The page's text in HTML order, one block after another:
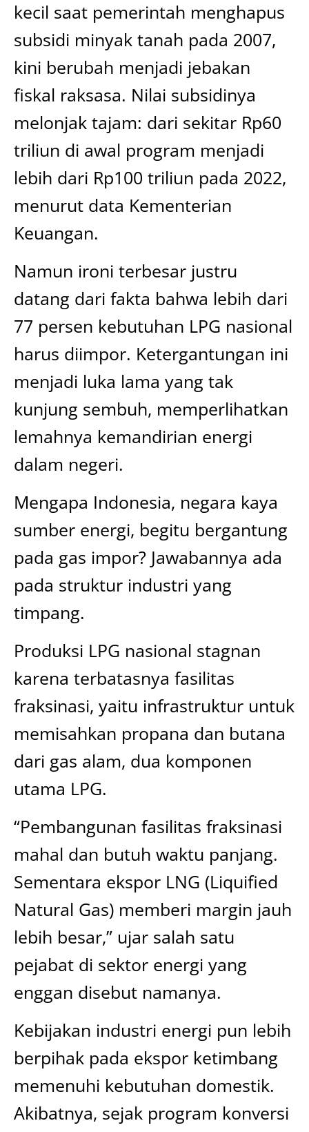
kecil saat pemerintah menghapus
subsidi minyak tanah pada 2007,
kini berubah menjadi jebakan
fiskal raksasa. Nilai subsidinya
melonjak tajam: dari sekitar Rp60
triliun di awal program menjadi
lebih dari Rp100 triliun pada 2022,
menurut data Kementerian
Keuangan.
Namun ironi terbesar justru
datang dari fakta bahwa lebih dari
77 persen kebutuhan LPG nasional
harus diimpor. Ketergantungan ini
menjadi luka lama yang tak
kunjung sembuh, memperlihatkan
lemahnya kemandirian energi
dalam negeri.
Mengapa Indonesia, negara kaya
sumber energi, begitu bergantung
pada gas impor? Jawabannya ada
pada struktur industri yang
timpang.
Produksi LPG nasional stagnan
karena terbatasnya fasilitas
fraksinasi, yaitu infrastruktur untuk
memisahkan propana dan butana
dari gas alam, dua komponen
utama LPG.
“Pembangunan fasilitas fraksinasi
mahal dan butuh waktu panjang.
Sementara ekspor LNG (Liquified
Natural Gas) memberi margin jauh
lebih besar,” ujar salah satu
pejabat di sektor energi yang
enggan disebut namanya.
Kebijakan industri energi pun lebih
berpihak pada ekspor ketimbang
memenuhi kebutuhan domestik.
Akibatnya, sejak program konversi